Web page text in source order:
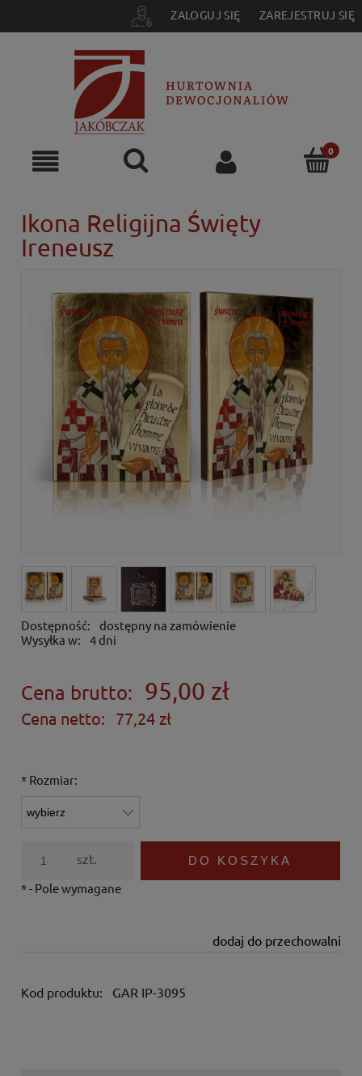
ZALOGUJ SIĘ ZAREJESTRUJ SIĘ
Ikona Religijna Święty
Ireneusz
Dostępność:
dostępny na zamówienie
Wysyłka w:
4 dni
Cena brutto: 95,00 zł
Cena netto: 77,24 zł
* Rozmiar:
szt. DO KOSZYKA
dodaj do przechowalni
*- Pole wymagane
Kod produktu: GAR IP-3095